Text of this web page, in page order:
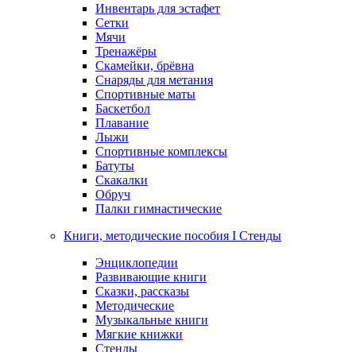
Инвентарь для эстафет
Сетки
Мячи
Тренажёры
Скамейки, брёвна
Снаряды для метания
Спортивные маты
Баскетбол
Плавание
Лыжи
Спортивные комплексы
Батуты
Скакалки
Обруч
Палки гимнастические
Книги, методические пособия I Стенды
Энциклопедии
Развивающие книги
Сказки, рассказы
Методические
Музыкальные книги
Мягкие книжки
Стенды